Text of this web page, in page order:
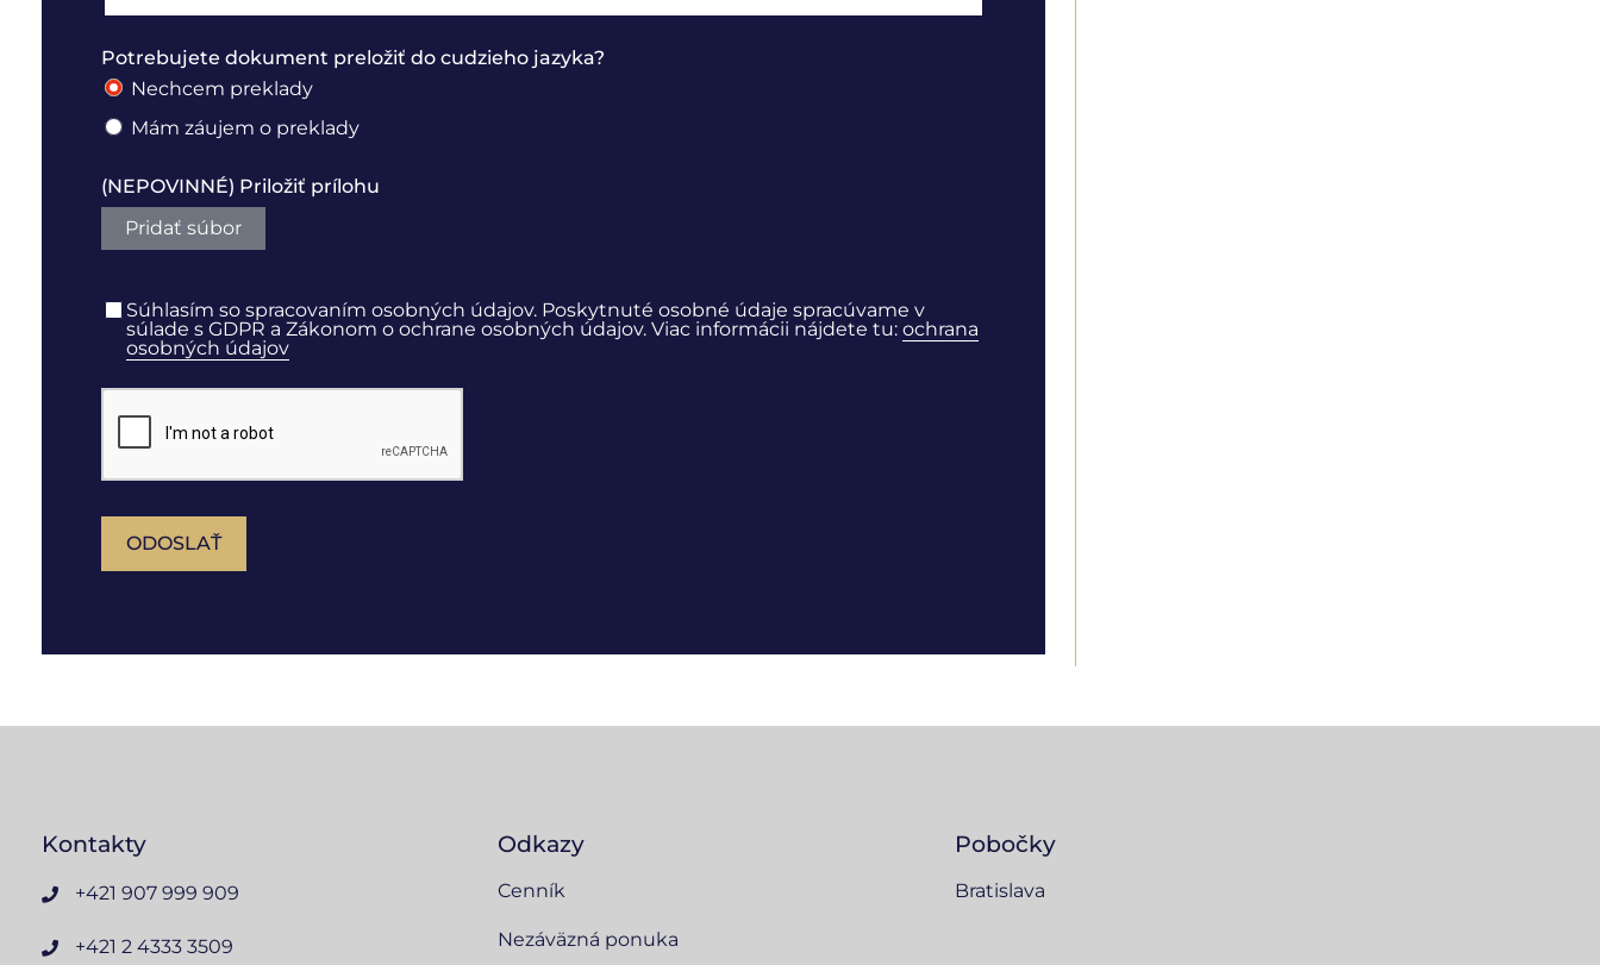
Potrebujete dokument preložiť do cudzieho jazyka?
Nechcem preklady
Mám záujem o preklady
(NEPOVINNÉ) Priložiť prílohu
Pridať súbor
Súhlasím so spracovaním osobných údajov. Poskytnuté osobné údaje spracúvame v
súlade s GDPR a Zákonom o ochrane osobných údajov. Viac informácii nájdete tu: ochrana
osobných údajov
ODOSLAŤ
Kontakty
+421 907 999 909
+421 2 4333 3509
Odkazy
Cenník
Nezáväzná ponuka
Pobočky
Bratislava